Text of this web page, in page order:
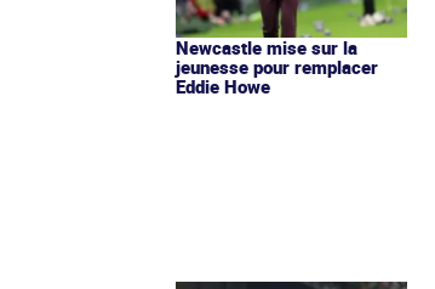
Newcastle mise sur la
jeunesse pour remplacer
Eddie Howe